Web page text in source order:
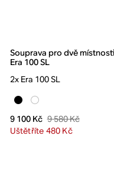
Souprava pro dvě
Era 100 SL
2x Era 100 SL
9 100 Kč 9 580 Kč
Uštětříte 480 Kč